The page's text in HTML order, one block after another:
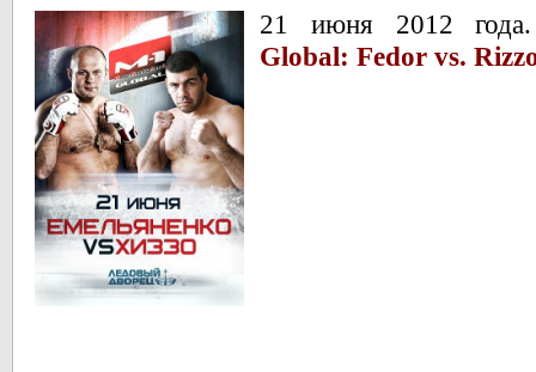
21 июня 2012
Global: Fedor vs.